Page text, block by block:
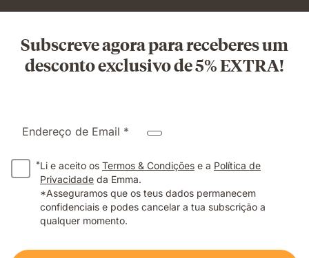
Subscreve agora para receberes um
desconto exclusivo de 5% EXTRA!
Endereço de Email *
*Li e aceito os Termos & Condições e a Política de
Privacidade da Emma.
*Asseguramos que os teus dados permanecem
confidenciais e podes cancelar a tua subscrição a
qualquer momento.